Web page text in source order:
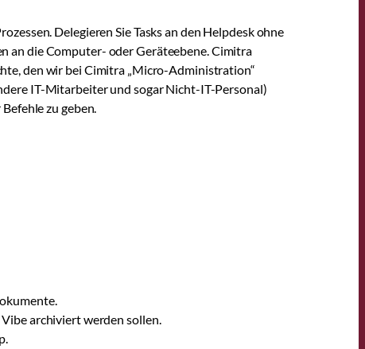
Delegieren Sie Tasks an den Helpdesk ohne
an die Computer- oder Geräteebene. Cimitra
den wir bei Cimitra „Micro-Administration“
IT-Mitarbeiter und sogar Nicht-IT-Personal)
zu geben.
archiviert werden sollen.